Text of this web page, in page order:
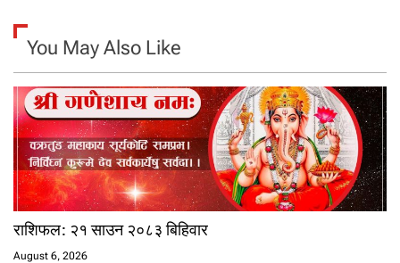
You May Also Like
राशिफल: २१ साउन २०८३ बिहिवार
August 6, 2026